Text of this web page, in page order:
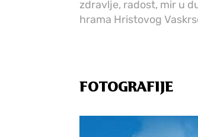
zdravlje, radost, mir u
hrama Hristovog
FOTOGRAFIJE